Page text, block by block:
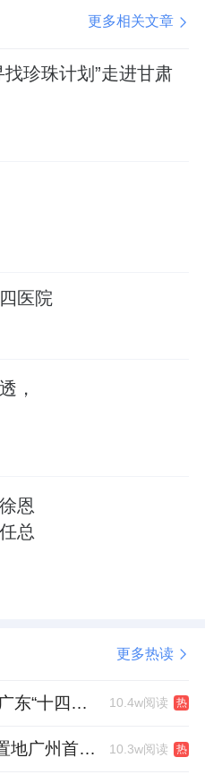
涨，1-5月环比上涨
5%-8.8%之间
房价数据中，1-5月，
维持在上涨0.5%—
）
，5月环比上涨最高
价上涨，到5月份有所
维持在一个比较稳定
新房价格持续上涨，
影响，扬州新房房价
，已经连续上涨了15
最高，为16475元/
江都区13618元/㎡，
更多相关文章
珍珠计划”走进甘肃
医院
，
恩
总
更多热读
越秀集团双案例写入广东“十四五”公共文化答卷，复合文化空间助力青年发展型城市建设 10.4w阅读 热
航向江岸新章 | 华润置地广州首座万象城金秋迎客 10.3w阅读 热